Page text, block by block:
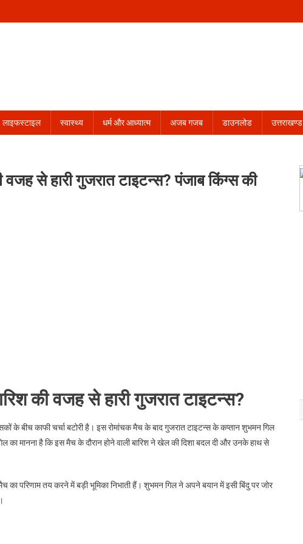
लाइफस्टाइल स्वास्थ्य धर्म और आध्यात्म अजब गजब डाउनलोड उत्तराखण्ड
से हारी गुजरात टाइटन्स? पंजाब किंग्स की
की वजह से हारी गुजरात टाइटन्स?
के बीच काफी चर्चा बटोरी है। इस रोमांचक मैच के बाद गुजरात टाइटन्स के कप्तान शुभमन गिल
का मानना है कि इस मैच के दौरान होने वाली बारिश ने खेल की दिशा बदल दी और उनके हाथ से
परिणाम तय करने में बड़ी भूमिका निभाती हैं। शुभमन गिल ने अपने बयान में इसी बिंदु पर जोर